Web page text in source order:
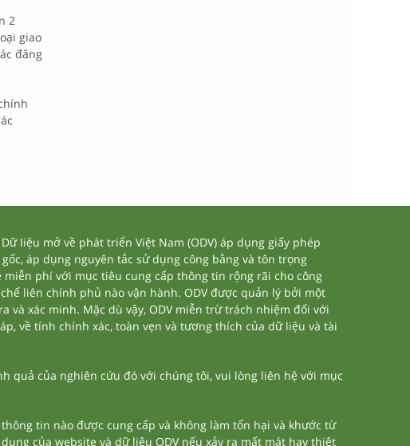
2
giao
đăng
liệu mở về phát triển Việt Nam (ODV) áp dụng giấy phép
áp dụng nguyên tắc sử dụng công bằng và tôn trọng
phí với mục tiêu cung cấp thông tin rộng rãi cho công
liên chính phủ nào vận hành. ODV được quản lý bởi một
xác minh. Mặc dù vậy, ODV miễn trừ trách nhiệm đối với
về tính chính xác, toàn vẹn và tương thích của dữ liệu và tài
quả của nghiên cứu đó với chúng tôi, vui lòng liên hệ với mục
tin nào được cung cấp và không làm tổn hại và khước từ
của website và dữ liệu ODV nếu xảy ra mất mát hay thiệt